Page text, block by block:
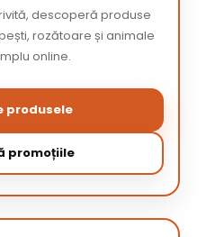
descoperă produse
rozătoare și animale
online.
produsele
promoțiile